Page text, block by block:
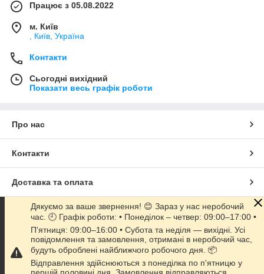
Працює з 05.08.2022
м. Київ
, Київ, Україна
Контакти
Сьогодні вихідний
Показати весь графік роботи
Про нас
Контакти
Доставка та оплата
Графік роботи
Повна версія сайту
Сайт створено на маркетплейсі Prom.ua
Дякуємо за ваше звернення! 😊 Зараз у нас неробочий
час. 🕘 Графік роботи: • Понеділок – четвер: 09:00–17:00 •
П'ятниця: 09:00–16:00 • Субота та неділя — вихідні. Усі
повідомлення та замовлення, отримані в неробочий час,
будуть оброблені найближчого робочого дня. 📦
Відправлення здійснюються з понеділка по п'ятницю у